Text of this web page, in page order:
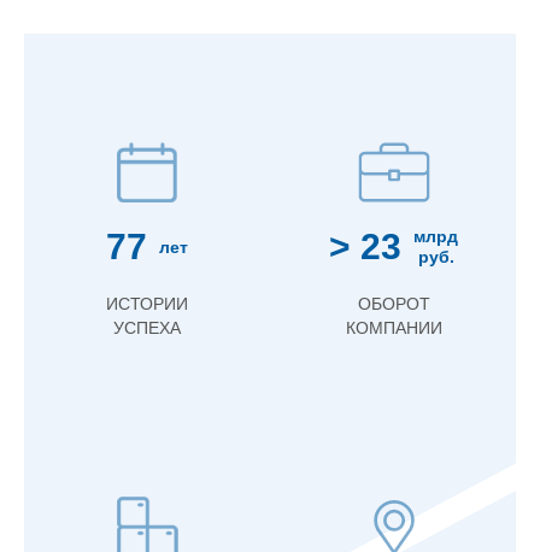
77 лет
ИСТОРИИ
УСПЕХА
> 23
млрд
руб.
ОБОРОТ
КОМПАНИИ